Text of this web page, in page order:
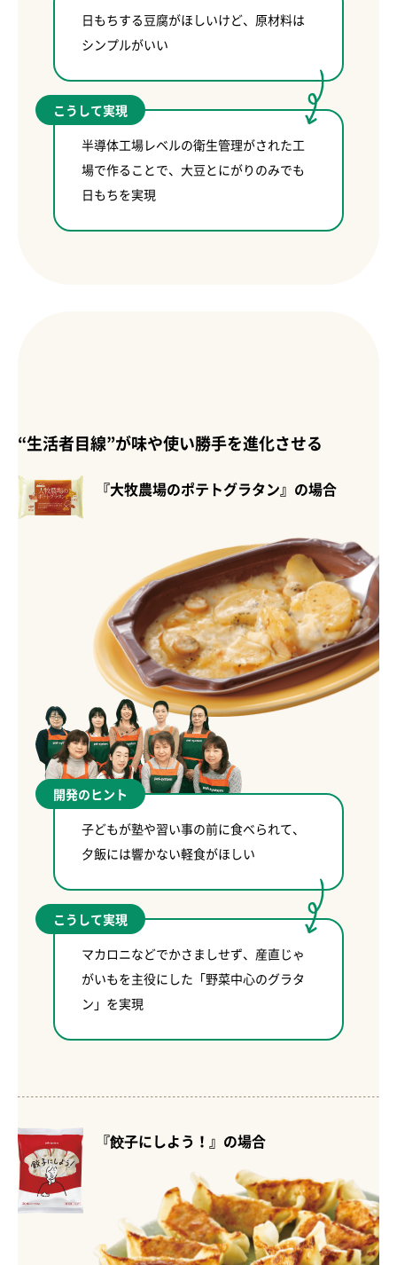
日もちする豆腐がほしいけど、原材料は
シンプルがいい
こうして実現
半導体工場レベルの衛生管理がされた工
場で作ることで、大豆とにがりのみでも
日もちを実現
“生活者目線”が味や使い勝手を進化させる
『大牧農場のポテトグラタン』の場合
開発のヒント
子どもが塾や習い事の前に食べられて、
夕飯には響かない軽食がほしい
こうして実現
マカロニなどでかさましせず、産直じゃ
がいもを主役にした「野菜中心のグラタ
ン」を実現
『餃子にしよう！』の場合